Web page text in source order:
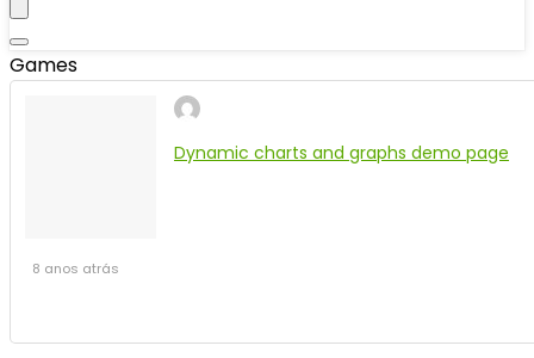
Games
Dynamic charts and graphs demo page
8 anos atrás